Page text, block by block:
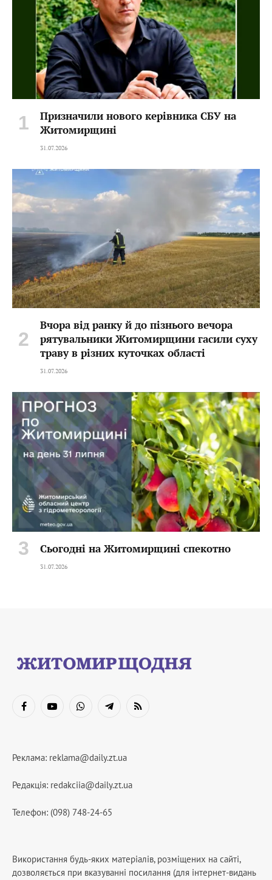
Призначили нового керівника СБУ на
Житомирщині
31.07.2026
Вчора від ранку й до пізнього вечора
рятувальники Житомирщини гасили суху
траву в різних куточках області
31.07.2026
Сьогодні на Житомирщині спекотно
31.07.2026
FacebookYouTubeWhatsAppTelegramRSS
Реклама: reklama@daily.zt.ua
Редакція: redakciia@daily.zt.ua
Телефон: (098) 748-24-65
Використання будь-яких матеріалів, розміщених на сайті,
дозволяється при вказуванні посилання (для інтернет-видань